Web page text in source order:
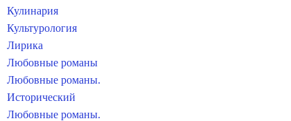
Кулинария
Культурология
Лирика
Любовные романы
Любовные романы.
Исторический
Любовные романы.